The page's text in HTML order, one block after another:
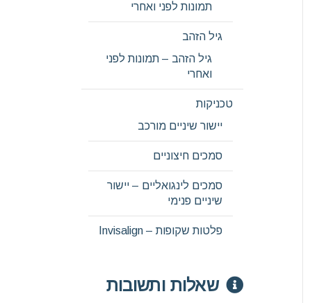
תמונות לפני ואחרי
גיל הזהב
גיל הזהב – תמונות לפני
ואחרי
טכניקות
יישור שיניים מורכב
סמכים חיצוניים
סמכים לינגואליים – יישור
שיניים פנימי
פלטות שקופות – Invisalign
שאלות ותשובות